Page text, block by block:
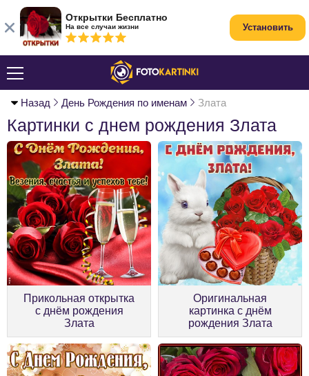
Назад День Рождения по именам Злата
Картинки с днем рождения Злата
Прикольная открытка
с днём рождения
Злата
Оригинальная
картинка с днём
рождения Злата
Открытки Бесплатно
На все случаи жизни Установить